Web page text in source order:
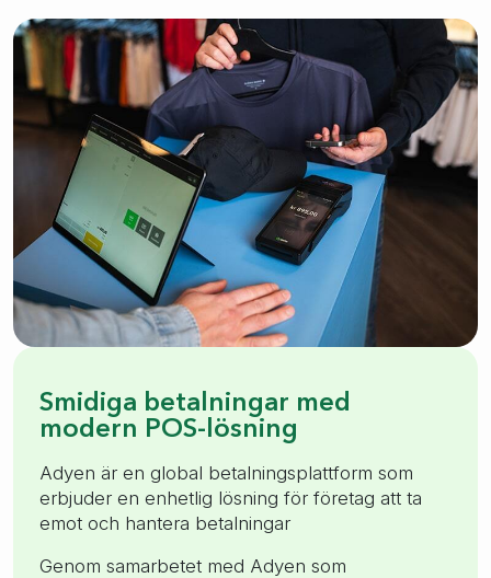
Smidiga betalningar med
modern POS-lösning
Adyen är en global betalningsplattform som
erbjuder en enhetlig lösning för företag att ta
emot och hantera betalningar
Genom samarbetet med Adyen som